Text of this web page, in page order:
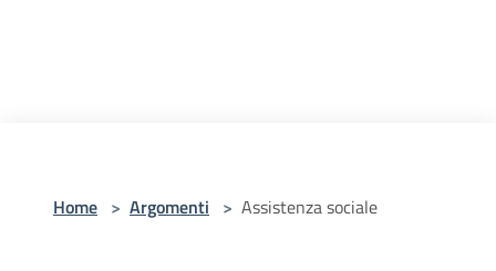
Home > Argomenti > Assistenza sociale